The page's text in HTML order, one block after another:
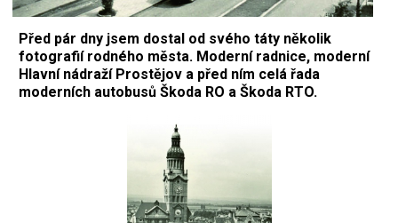
Před pár dny jsem dostal od svého táty několik
fotografií rodného města. Moderní radnice, moderní
Hlavní nádraží Prostějov a před ním celá řada
moderních autobusů Škoda RO a Škoda RTO.